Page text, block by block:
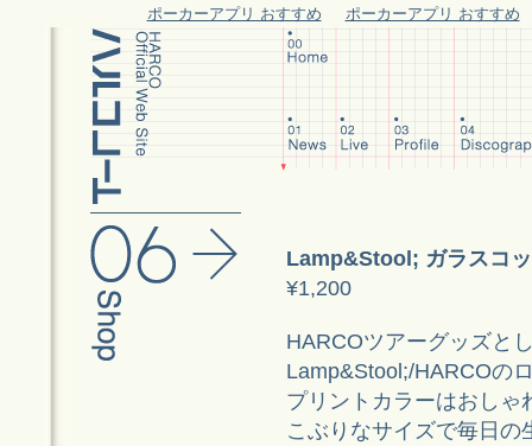
ポーカーアプリ おすすめ ポーカーアプリ おすすめ
Lamp&Stool; ガラスコ
¥1,200
HARCOツアーグッズと
Lamp&Stool;/HARCOの
プリントカラーはおしゃ
こぶりなサイズで毎日